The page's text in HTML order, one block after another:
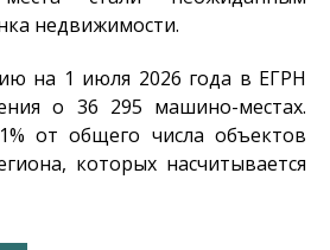
недвижимости.
на 1 июля 2026 года в ЕГРН
о 36 295 машино-местах.
от общего числа объектов
которых насчитывается